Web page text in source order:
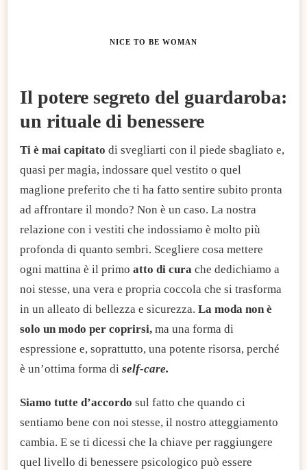
NICE TO BE WOMAN
​​Il potere segreto del guardaroba:
un rituale di benessere
Ti è mai capitato di svegliarti con il piede sbagliato e,
quasi per magia, indossare quel vestito o quel
maglione preferito che ti ha fatto sentire subito pronta
ad affrontare il mondo? Non è un caso. La nostra
relazione con i vestiti che indossiamo è molto più
profonda di quanto sembri. Scegliere cosa mettere
ogni mattina è il primo atto di cura che dedichiamo a
noi stesse, una vera e propria coccola che si trasforma
in un alleato di bellezza e sicurezza. La moda non è
solo un modo per coprirsi, ma una forma di
espressione e, soprattutto, una potente risorsa, perché
è un’ottima forma di self-care.
Siamo tutte d’accordo sul fatto che quando ci
sentiamo bene con noi stesse, il nostro atteggiamento
cambia. E se ti dicessi che la chiave per raggiungere
quel livello di benessere psicologico può essere